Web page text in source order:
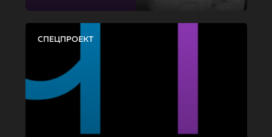
СПЕЦПРОЕКТ